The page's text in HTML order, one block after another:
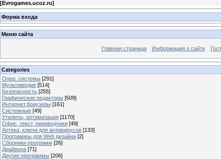
[Evrogames.ucoz.ru]
Форма входа
Меню сайта
Главная страница Информация о сайте
Categories
Опер. системы [291]
Мультимедия [514]
Безопасность [255]
Графические редакторы [509]
Интернет,браузеры [161]
Системные [49]
Утилиты, оптимизация [1170]
Офис, текст, переводчики [49]
Аптека, ключи для антивирусов [133]
Программы для Web дизайна [2]
Сборники программ [26]
Драйвера [71]
Другие программы [206]